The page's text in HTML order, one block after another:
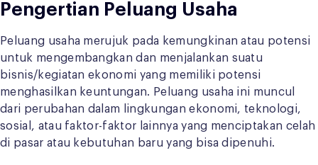
Pengertian Peluang Usaha
Peluang usaha merujuk pada kemungkinan atau potensi
untuk mengembangkan dan menjalankan suatu
bisnis/kegiatan ekonomi yang memiliki potensi
menghasilkan keuntungan. Peluang usaha ini muncul
dari perubahan dalam lingkungan ekonomi, teknologi,
sosial, atau faktor-faktor lainnya yang menciptakan celah
di pasar atau kebutuhan baru yang bisa dipenuhi.